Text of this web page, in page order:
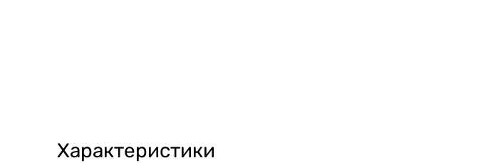
Характеристики